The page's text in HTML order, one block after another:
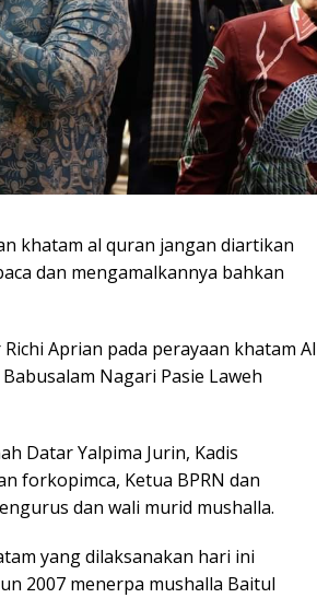
khatam al quran jangan diartikan
dan mengamalkannya bahkan
Aprian pada perayaan khatam Al
Nagari Pasie Laweh
Datar Yalpima Jurin, Kadis
forkopimca, Ketua BPRN dan
dan wali murid mushalla.
yang dilaksanakan hari ini
2007 menerpa mushalla Baitul